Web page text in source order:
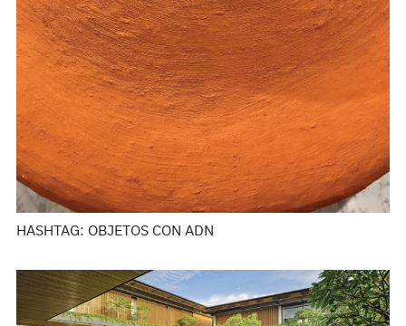
HASHTAG: OBJETOS CON ADN